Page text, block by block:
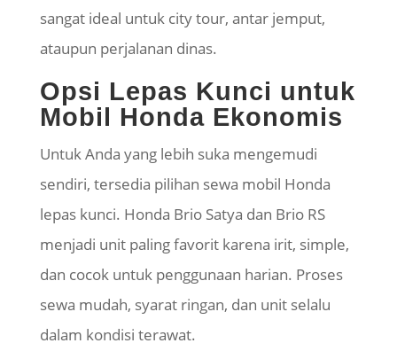
sangat ideal untuk city tour, antar jemput,
ataupun perjalanan dinas.
Opsi Lepas Kunci untuk
Mobil Honda Ekonomis
Untuk Anda yang lebih suka mengemudi
sendiri, tersedia pilihan sewa mobil Honda
lepas kunci. Honda Brio Satya dan Brio RS
menjadi unit paling favorit karena irit, simple,
dan cocok untuk penggunaan harian. Proses
sewa mudah, syarat ringan, dan unit selalu
dalam kondisi terawat.